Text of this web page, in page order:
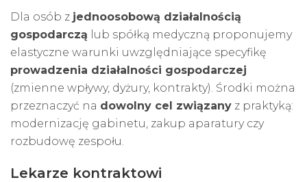
Dla osób z jednoosobową działalnością
gospodarczą lub spółką medyczną proponujemy
elastyczne warunki uwzględniające specyfikę
prowadzenia działalności gospodarczej
(zmienne wpływy, dyżury, kontrakty). Środki można
przeznaczyć na dowolny cel związany z praktyką:
modernizację gabinetu, zakup aparatury czy
rozbudowę zespołu.
Lekarze kontraktowi